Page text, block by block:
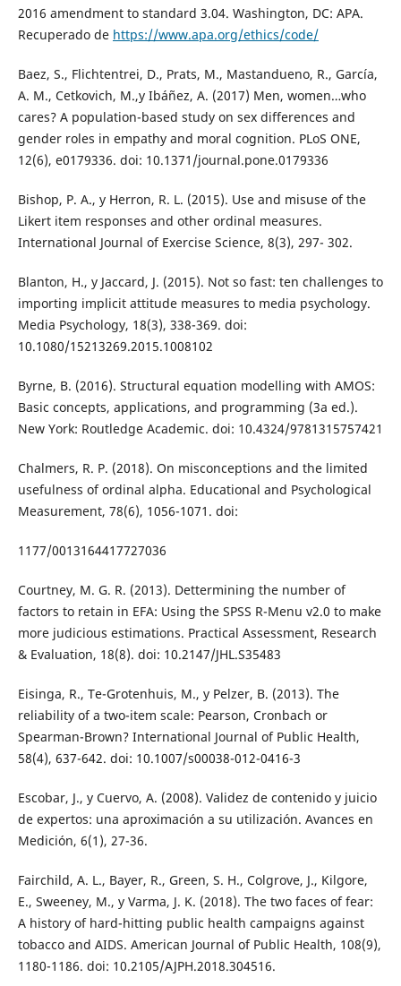
2016 amendment to standard 3.04. Washington, DC: APA.
Recuperado de https://www.apa.org/ethics/code/
Baez, S., Flichtentrei, D., Prats, M., Mastandueno, R., García,
A. M., Cetkovich, M.,y Ibáñez, A. (2017) Men, women…who
cares? A population-based study on sex differences and
gender roles in empathy and moral cognition. PLoS ONE,
12(6), e0179336. doi: 10.1371/journal.pone.0179336
Bishop, P. A., y Herron, R. L. (2015). Use and misuse of the
Likert item responses and other ordinal measures.
International Journal of Exercise Science, 8(3), 297- 302.
Blanton, H., y Jaccard, J. (2015). Not so fast: ten challenges to
importing implicit attitude measures to media psychology.
Media Psychology, 18(3), 338-369. doi:
10.1080/15213269.2015.1008102
Byrne, B. (2016). Structural equation modelling with AMOS:
Basic concepts, applications, and programming (3a ed.).
New York: Routledge Academic. doi: 10.4324/9781315757421
Chalmers, R. P. (2018). On misconceptions and the limited
usefulness of ordinal alpha. Educational and Psychological
Measurement, 78(6), 1056-1071. doi:
1177/0013164417727036
Courtney, M. G. R. (2013). Dettermining the number of
factors to retain in EFA: Using the SPSS R-Menu v2.0 to make
more judicious estimations. Practical Assessment, Research
& Evaluation, 18(8). doi: 10.2147/JHL.S35483
Eisinga, R., Te-Grotenhuis, M., y Pelzer, B. (2013). The
reliability of a two-item scale: Pearson, Cronbach or
Spearman-Brown? International Journal of Public Health,
58(4), 637-642. doi: 10.1007/s00038-012-0416-3
Escobar, J., y Cuervo, A. (2008). Validez de contenido y juicio
de expertos: una aproximación a su utilización. Avances en
Medición, 6(1), 27-36.
Fairchild, A. L., Bayer, R., Green, S. H., Colgrove, J., Kilgore,
E., Sweeney, M., y Varma, J. K. (2018). The two faces of fear:
A history of hard-hitting public health campaigns against
tobacco and AIDS. American Journal of Public Health, 108(9),
1180-1186. doi: 10.2105/AJPH.2018.304516.